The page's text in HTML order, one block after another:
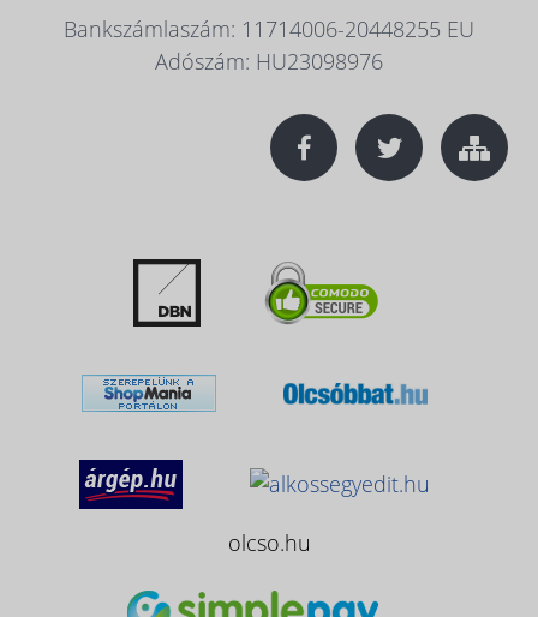
Bankszámlaszám: 11714006-20448255 EU
Adószám: HU23098976
olcso.hu